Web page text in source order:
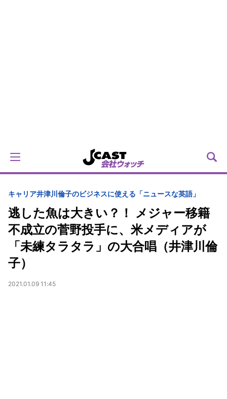
キャリア井津川倫子のビジネスに使える「ニュースな英語」
逃した魚は大きい？！ メジャー移籍
不成立の菅野投手に、米メディアが
「未練タラタラ」の大合唱（井津川倫
子）
2021.01.09 11:45